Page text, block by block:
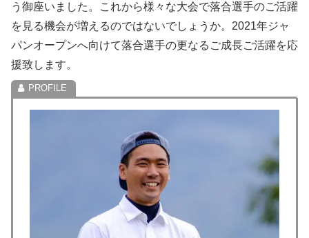
う御座いました。これから様々な大会で落合選手のご活躍
を見る機会が増えるのではないでしょうか。2021年ジャ
パンオープンへ向けて落合選手の更なるご成長ご活躍を応
援致します。